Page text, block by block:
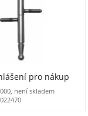
pro nákup
není skladem